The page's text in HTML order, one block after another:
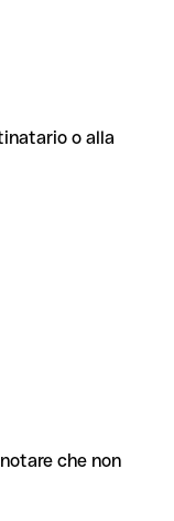
o alla
che non